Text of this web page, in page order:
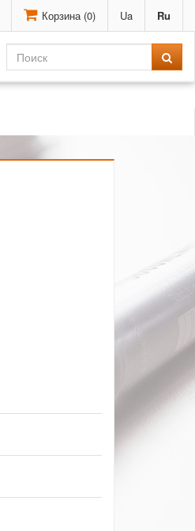
Корзина (0) Ua Ru